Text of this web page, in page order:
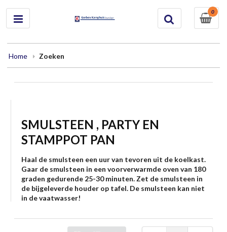
0
Home Zoeken
SMULSTEEN , PARTY EN
STAMPPOT PAN
Haal de smulsteen een uur van tevoren uit de koelkast.
Gaar de smulsteen in een voorverwarmde oven van 180
graden gedurende 25-30 minuten. Zet de smulsteen in
de bijgeleverde houder op tafel. De smulsteen kan niet
in de vaatwasser!